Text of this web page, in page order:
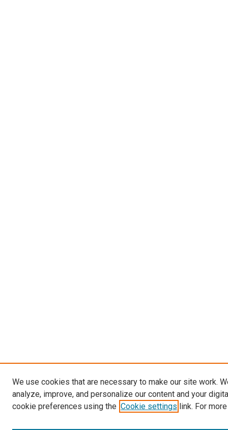
We use cookies that are necessary to make our site work.
analyze, improve, and personalize our content and your
cookie preferences using the Cookie settings link. For